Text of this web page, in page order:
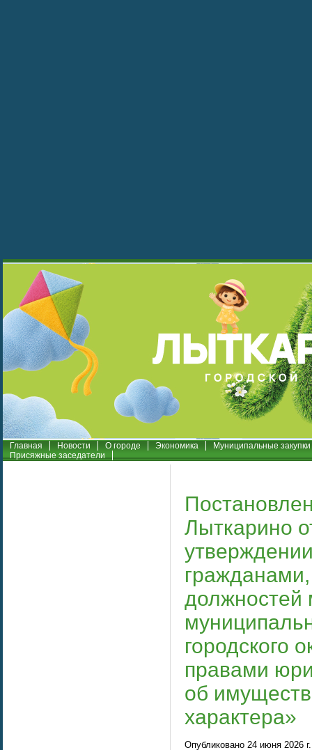
Главная Новости О городе Экономика
Муниципальные закупки
Присяжные заседатели
Лыткарино
должностей
городского
правами
об
характера»
Опубликовано 24 июня 2026